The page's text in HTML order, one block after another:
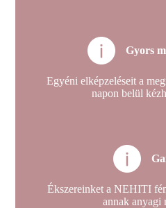
Gyors
Egyéni elképzeléseit a
napon belül
Ékszereinket a NEHITI
annak anyagi